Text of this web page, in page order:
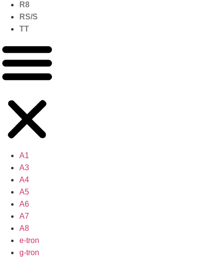
R8
RS/S
TT
A1
A3
A4
A5
A6
A7
A8
e-tron
g-tron